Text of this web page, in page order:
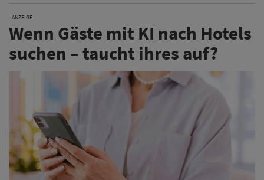
ANZEIGE
Wenn Gäste mit KI nach Hotels
suchen – taucht ihres auf?